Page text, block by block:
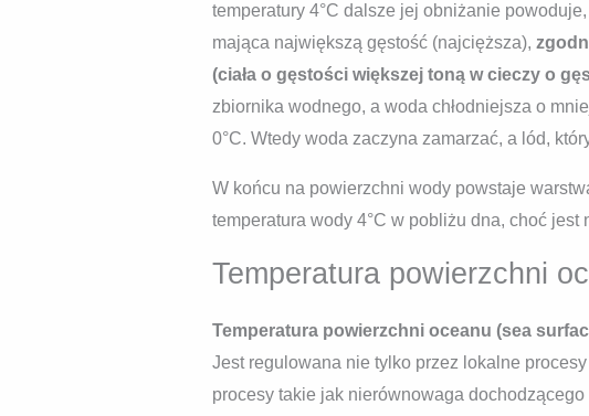
temperatury 4°C dalsze jej obniżanie
mająca największą gęstość (najcięższa),
(ciała o gęstości większej toną w cieczy o
zbiornika wodnego, a woda chłodniejsza o
0°C. Wtedy woda zaczyna zamarzać, a lód,
W końcu na powierzchni wody powstaje
temperatura wody 4°C w pobliżu dna, choć
Temperatura powierzchni
Temperatura powierzchni oceanu (sea
Jest regulowana nie tylko przez lokalne
procesy takie jak nierównowaga